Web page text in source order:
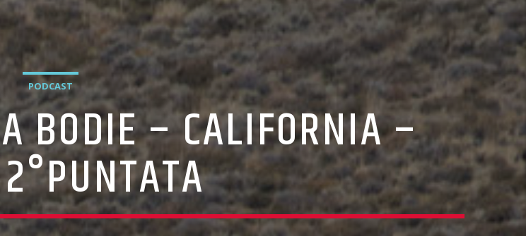
PODCAST
BODIE – CALIFORNIA –